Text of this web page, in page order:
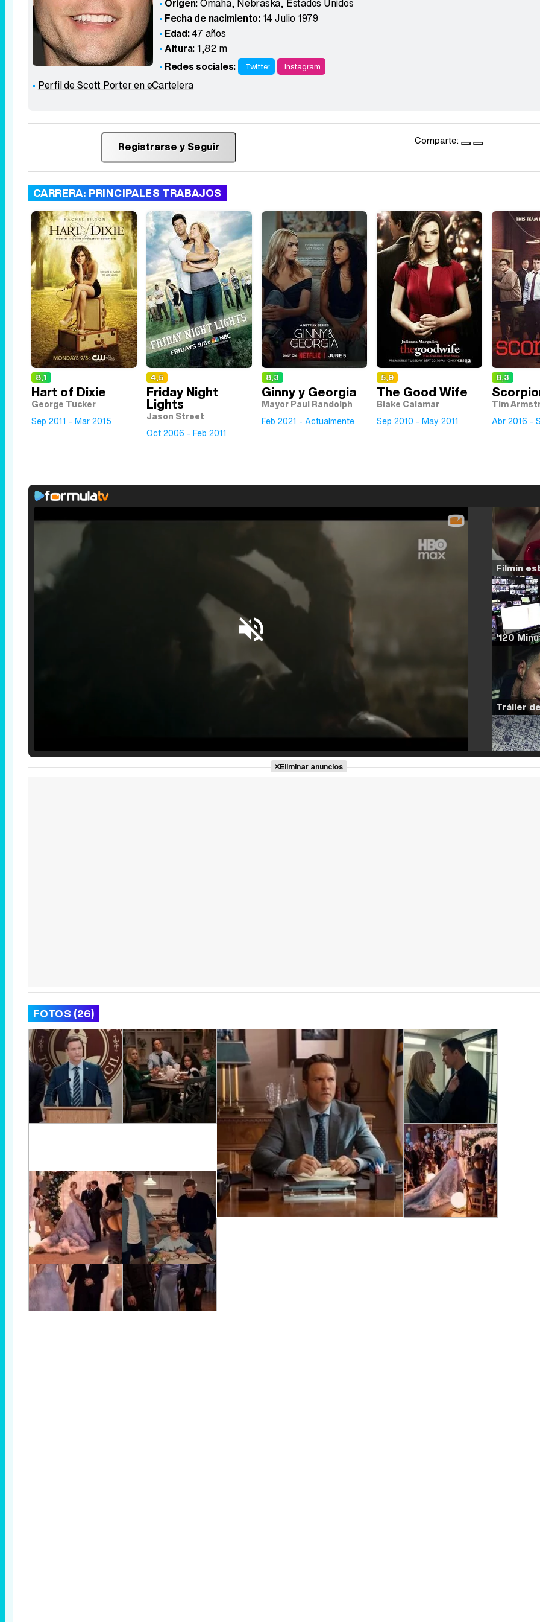
Origen:Omaha, Nebraska, Estados Unidos
Fecha de nacimiento:14 Julio 1979
Edad:47 años
Altura:1,82 m
Redes sociales:
Twitter Instagram
Perfil de Scott Porter en eCartelera
Comparte:
Registrarse y Seguir
CARRERA: PRINCIPALES TRABAJOS
8,1
Hart of Dixie
George Tucker
Sep 2011 - Mar 2015
4,5
Friday Night
Lights
Jason Street
Oct 2006 - Feb 2011
8,3
Ginny y Georgia
Mayor Paul Randolph
Feb 2021 - Actualmente
5,9
The Good Wife
Blake Calamar
Sep 2010 - May 2011
8,3
Tim
Abr 2016 -
Eliminar anuncios
FOTOS (26)